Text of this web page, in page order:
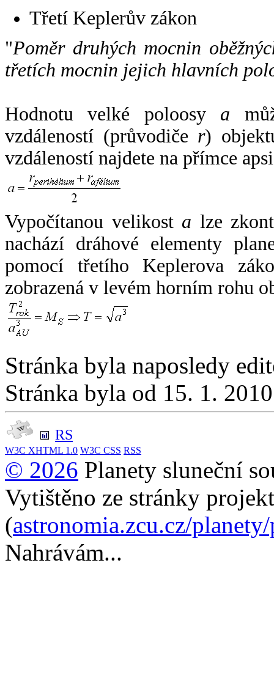
Třetí Keplerův zákon
"Poměr druhých mocnin
třetích mocnin jejich hlavních
Hodnotu velké poloosy a
vzdáleností (průvodiče r)
vzdáleností najdete na přímce
Vypočítanou velikost a lze
nachází dráhové elementy
pomocí třetího Keplerova
zobrazená v levém horním rohu
Stránka byla naposledy
Stránka byla od 15. 1.
RS
W3C XHTML 1.0 W3C CSS RSS
© 2026 Planety sluneční
Vytištěno ze stránky
(astronomia.zcu.cz/
Nahrávám...